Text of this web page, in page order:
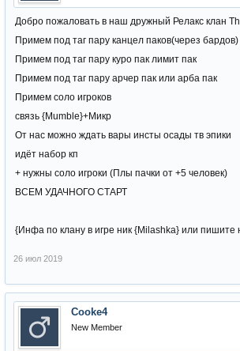
Добро пожаловать в наш дружный Релакс клан
Примем под таг пару канцел паков(через бардов)
Примем под таг пару куро пак лимит пак
Примем под таг пару арчер пак или арба пак
Примем соло игроков
связь {Mumble}+Микр
От нас можно ждать вары инсты осады тв эпики
идёт набор кп
+ нужны соло игроки (Плы пачки от +5 человек)
ВСЕМ УДАЧНОГО СТАРТ
{Инфа по клану в игре ник {Milashka} или пишите
26 июл 2019
Cooke4
New Member